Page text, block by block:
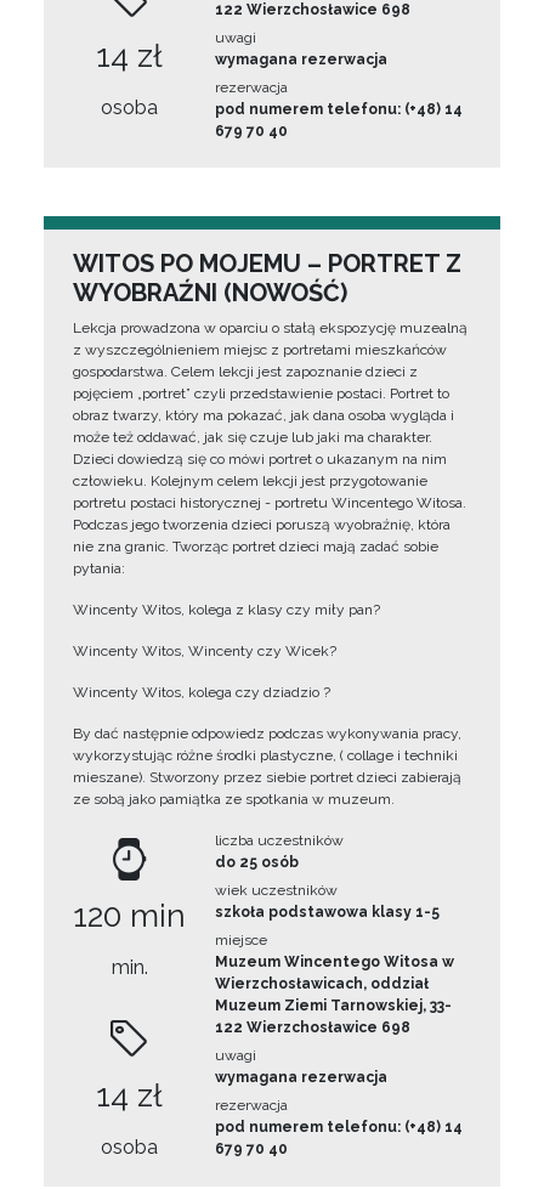
14 zł
osoba
122 Wierzchosławice 698
uwagi
wymagana rezerwacja
rezerwacja
pod numerem telefonu: (+48) 14
679 70 40
WITOS PO MOJEMU – PORTRET Z
WYOBRAŹNI (NOWOŚĆ)
Lekcja prowadzona w oparciu o stałą ekspozycję muzealną
z wyszczególnieniem miejsc z portretami mieszkańców
gospodarstwa. Celem lekcji jest zapoznanie dzieci z
pojęciem „portret” czyli przedstawienie postaci. Portret to
obraz twarzy, który ma pokazać, jak dana osoba wygląda i
może też oddawać, jak się czuje lub jaki ma charakter.
Dzieci dowiedzą się co mówi portret o ukazanym na nim
człowieku. Kolejnym celem lekcji jest przygotowanie
portretu postaci historycznej - portretu Wincentego Witosa.
Podczas jego tworzenia dzieci poruszą wyobraźnię, która
nie zna granic. Tworząc portret dzieci mają zadać sobie
pytania:
Wincenty Witos, kolega z klasy czy miły pan?
Wincenty Witos, Wincenty czy Wicek?
Wincenty Witos, kolega czy dziadzio ?
By dać następnie odpowiedz podczas wykonywania pracy,
wykorzystując różne środki plastyczne, ( collage i techniki
mieszane). Stworzony przez siebie portret dzieci zabierają
ze sobą jako pamiątka ze spotkania w muzeum.
120 min
min.
14 zł
osoba
liczba uczestników
do 25 osób
wiek uczestników
szkoła podstawowa klasy 1-5
miejsce
Muzeum Wincentego Witosa w
Wierzchosławicach, oddział
Muzeum Ziemi Tarnowskiej, 33-
122 Wierzchosławice 698
uwagi
wymagana rezerwacja
rezerwacja
pod numerem telefonu: (+48) 14
679 70 40